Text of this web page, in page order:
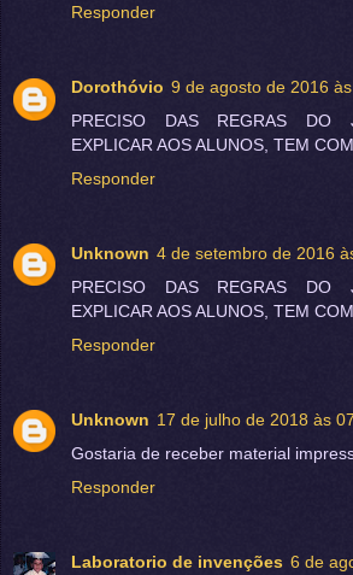
Responder
Dorothóvio 9 de agosto de 2016 às
PRECISO DAS REGRAS DO
EXPLICAR AOS ALUNOS, TEM
Responder
Unknown 4 de setembro de 2016
PRECISO DAS REGRAS DO
EXPLICAR AOS ALUNOS, TEM
Responder
Unknown 17 de julho de 2018 às
Gostaria de receber material
Responder
Laboratorio de invenções 6 de